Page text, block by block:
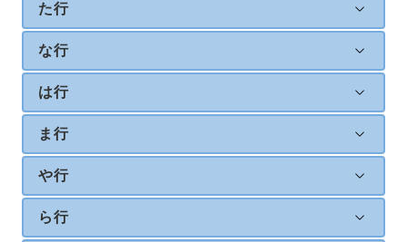
た行
な行
は行
ま行
や行
ら行